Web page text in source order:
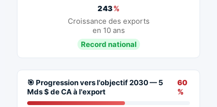
243%
Croissance des exports
en 10 ans
Record national
🎯 Progression vers l'objectif 2030 — 5
Mds $ de CA à l'export
60
%